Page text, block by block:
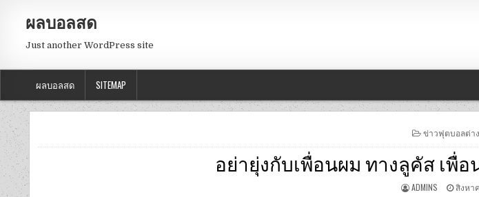
ผลบอลสด
Just another WordPress site
ผลบอลสด SITEMAP
POSTED
ข่าวฟุตบอลต่า
อย่ายุ่งกับเพื่อนผม ทางลูคัส เพื่
ADMINS สิงหา